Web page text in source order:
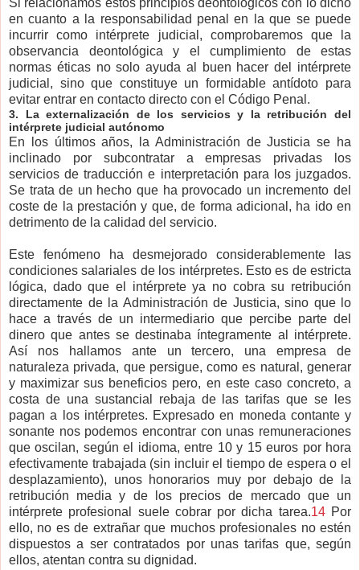
Si relacionamos estos principios deontológicos con lo dicho
en cuanto a la responsabilidad penal en la que se puede
incurrir como intérprete judicial, comprobaremos que la
observancia deontológica y el cumplimiento de estas
normas éticas no solo ayuda al buen hacer del intérprete
judicial, sino que constituye un formidable antídoto para
evitar entrar en contacto directo con el Código Penal.
3. La externalización de los servicios y la retribución del
intérprete judicial autónomo
En los últimos años, la Administración de Justicia se ha
inclinado por subcontratar a empresas privadas los
servicios de traducción e interpretación para los juzgados.
Se trata de un hecho que ha provocado un incremento del
coste de la prestación y que, de forma adicional, ha ido en
detrimento de la calidad del servicio.
Este fenómeno ha desmejorado considerablemente las
condiciones salariales de los intérpretes. Esto es de estricta
lógica, dado que el intérprete ya no cobra su retribución
directamente de la Administración de Justicia, sino que lo
hace a través de un intermediario que percibe parte del
dinero que antes se destinaba íntegramente al intérprete.
Así nos hallamos ante un tercero, una empresa de
naturaleza privada, que persigue, como es natural, generar
y maximizar sus beneficios pero, en este caso concreto, a
costa de una sustancial rebaja de las tarifas que se les
pagan a los intérpretes. Expresado en moneda contante y
sonante nos podemos encontrar con unas remuneraciones
que oscilan, según el idioma, entre 10 y 15 euros por hora
efectivamente trabajada (sin incluir el tiempo de espera o el
desplazamiento), unos honorarios muy por debajo de la
retribución media y de los precios de mercado que un
intérprete profesional suele cobrar por dicha tarea.14Por
ello, no es de extrañar que muchos profesionales no estén
dispuestos a ser contratados por unas tarifas que, según
ellos, atentan contra su dignidad.